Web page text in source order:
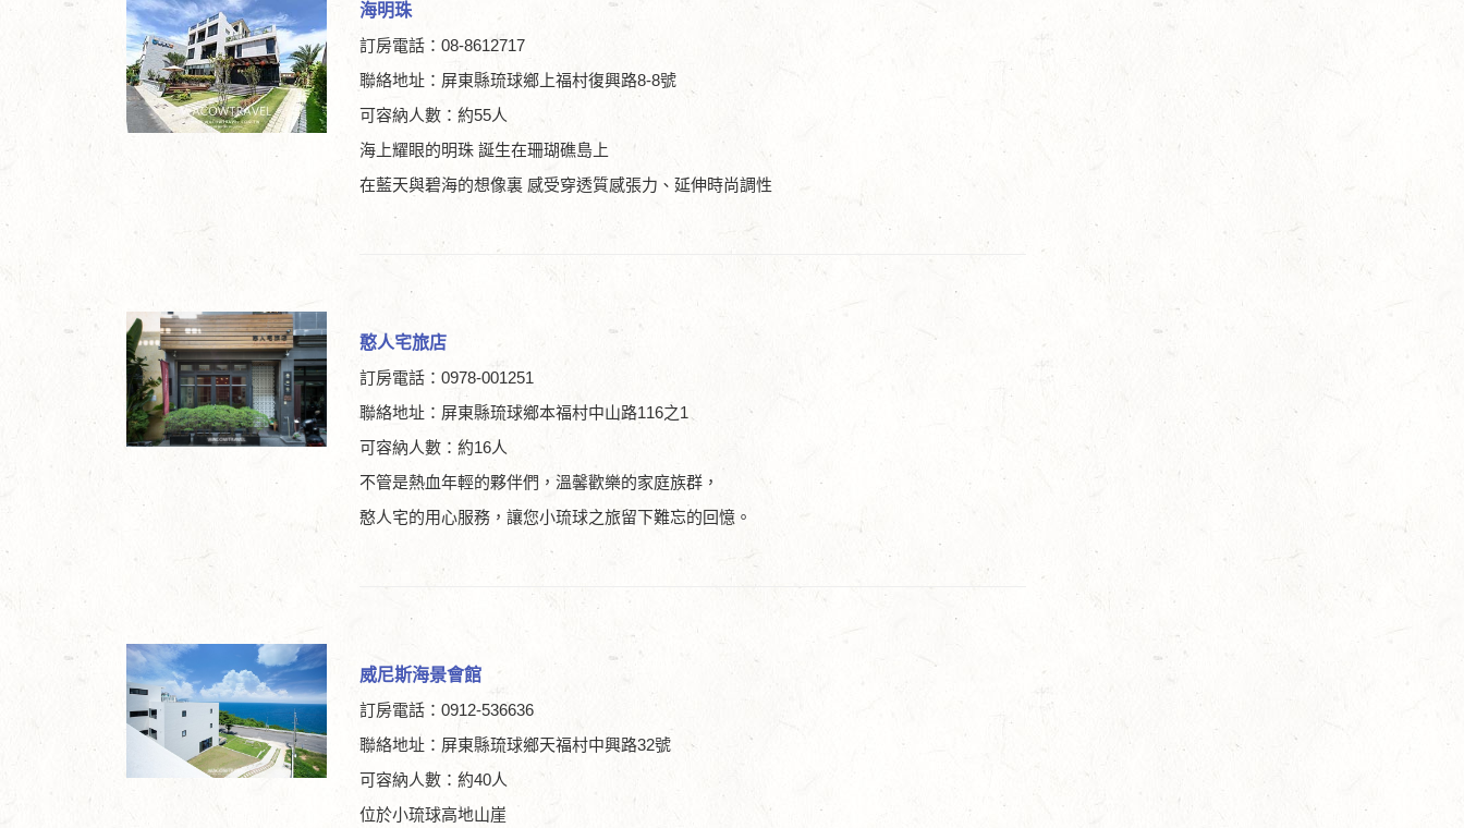
海明珠
訂房電話：08-8612717
聯絡地址：屏東縣琉球鄉上福村復興路8-8號
可容納人數：約55人
海上耀眼的明珠 誕生在珊瑚礁島上
在藍天與碧海的想像裏 感受穿透質感張力、延伸時尚調性
憨人宅旅店
訂房電話：0978-001251
聯絡地址：屏東縣琉球鄉本福村中山路116之1
可容納人數：約16人
不管是熱血年輕的夥伴們，溫馨歡樂的家庭族群，
憨人宅的用心服務，讓您小琉球之旅留下難忘的回憶。
威尼斯海景會館
訂房電話：0912-536636
聯絡地址：屏東縣琉球鄉天福村中興路32號
可容納人數：約40人
位於小琉球高地山崖